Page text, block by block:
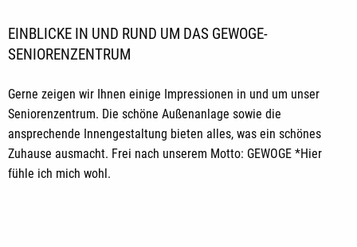
EINBLICKE IN UND RUND UM DAS GEWOGE-
SENIORENZENTRUM
Gerne zeigen wir Ihnen einige Impressionen in und um unser
Seniorenzentrum. Die schöne Außenanlage sowie die
ansprechende Innengestaltung bieten alles, was ein schönes
Zuhause ausmacht. Frei nach unserem Motto: GEWOGE *Hier
fühle ich mich wohl.